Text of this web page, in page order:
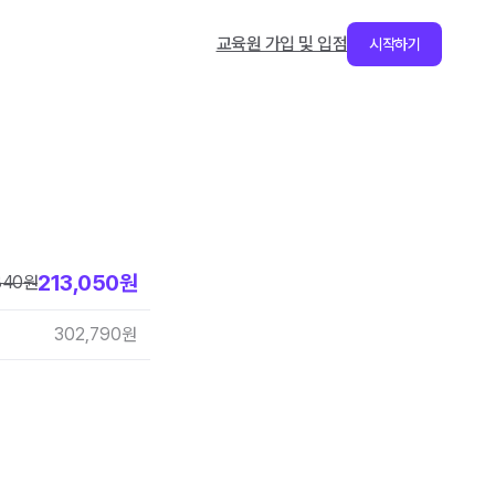
교육원 가입 및 입점 시작하기
원213,050원
302,790원